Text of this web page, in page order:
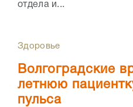
отдела и...
Здоровье
Волгоградские
летнюю
пульса